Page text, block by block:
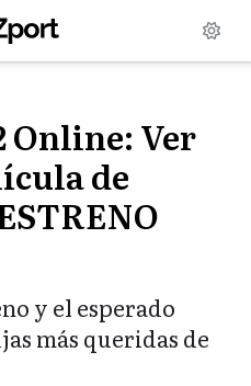
Online: Ver
de
y el esperado
más queridas de